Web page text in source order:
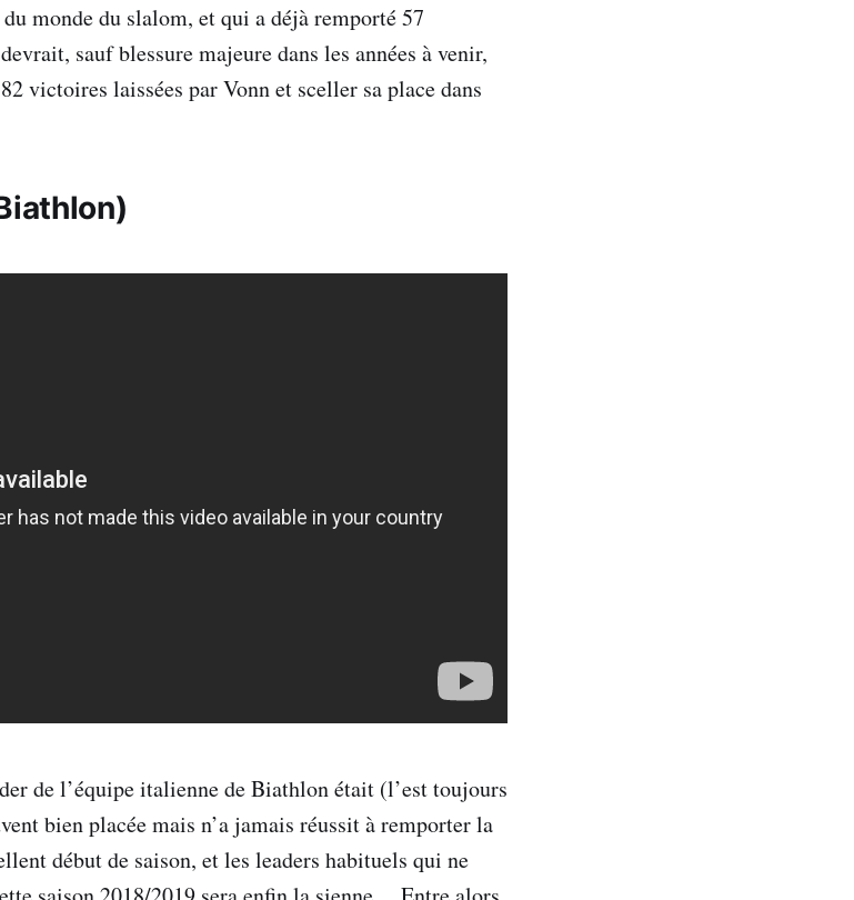
monde du slalom, et qui a déjà remporté 57
sauf blessure majeure dans les années à venir,
victoires laissées par Vonn et sceller sa place dans
de l’équipe italienne de Biathlon était (l’est toujours
bien placée mais n’a jamais réussit à remporter la
début de saison, et les leaders habituels qui ne